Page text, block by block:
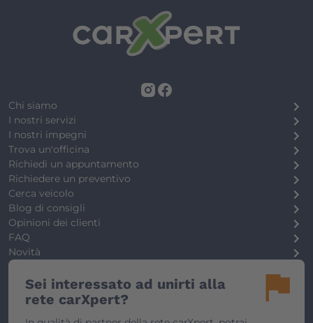
Chi siamo
I nostri servizi
I nostri impegni
Trova un'officina
Richiedi un appuntamento
Richiedere un preventivo
Cerca veicolo
Blog di consigli
Opinioni dei clienti
FAQ
Novità
flag
Sei interessato ad unirti alla
rete carXpert?